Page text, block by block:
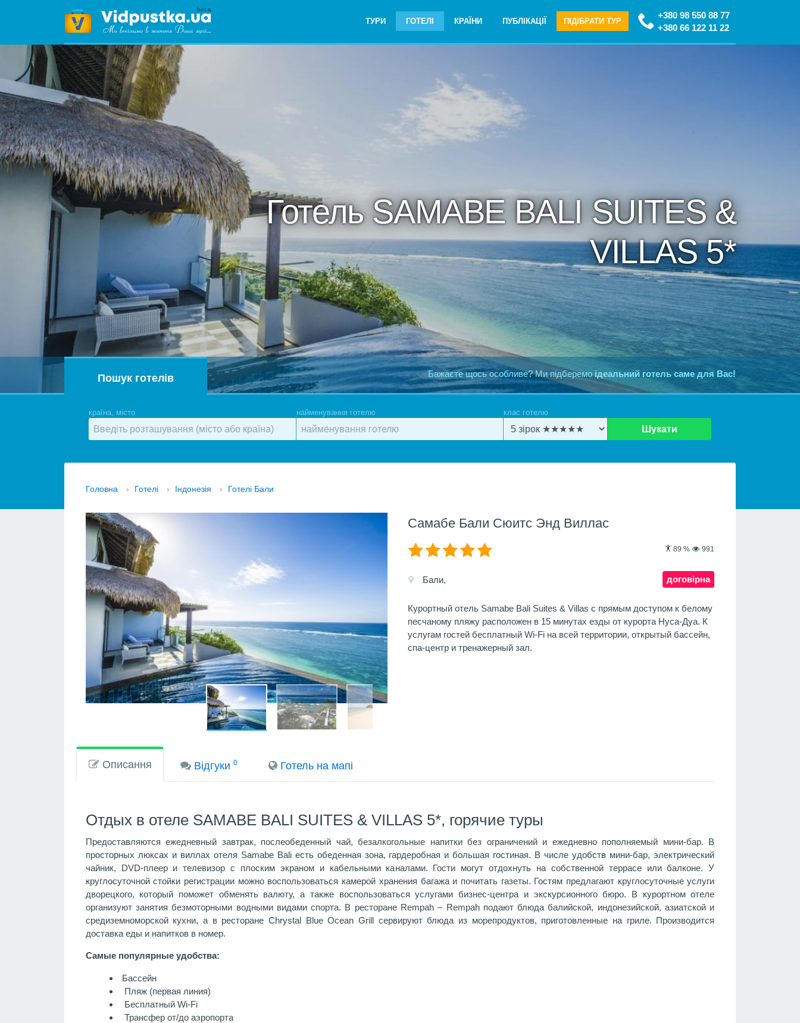
+380 98 550 88 77
+380 66 122 11 22
ТУРИ ГОТЕЛІ КРАЇНИ ПУБЛІКАЦІЇ ПІДІБРАТИ ТУР
Готель SAMABE BALI SUITES &
VILLAS 5*
Бажаєте щось особливе? Ми підберемо ідеальний готель саме для Вас!
Пошук готелів
країна, місто найменування готелю клас готелю
Шукати
Головна › Готелі › Індонезія › Готелі Бали
Самабе Бали Сюитс Энд Виллас
89 % 991
договірна
Бали,
Курортный отель Samabe Bali Suites & Villas с прямым доступом к белому
песчаному пляжу расположен в 15 минутах езды от курорта Нуса-Дуа. К
услугам гостей бесплатный Wi-Fi на всей территории, открытый бассейн,
спа-центр и тренажерный зал.
Описання Вiдгуки0 Готель на мапi
Отдых в отеле SAMABE BALI SUITES & VILLAS 5*, горячие туры
Предоставляются ежедневный завтрак, послеобеденный чай, безалкогольные напитки без ограничений и ежедневно пополняемый мини-бар. В
просторных люксах и виллах отеля Samabe Bali есть обеденная зона, гардеробная и большая гостиная. В числе удобств мини-бар, электрический
чайник, DVD-плеер и телевизор с плоским экраном и кабельными каналами. Гости могут отдохнуть на собственной террасе или балконе. У
круглосуточной стойки регистрации можно воспользоваться камерой хранения багажа и почитать газеты. Гостям предлагают круглосуточные услуги
дворецкого, который поможет обменять валюту, а также воспользоваться услугами бизнес-центра и экскурсионного бюро. В курортном отеле
организуют занятия безмоторными водными видами спорта. В ресторане Rempah – Rempah подают блюда балийской, индонезийской, азиатской и
средиземноморской кухни, а в ресторане Chrystal Blue Ocean Grill сервируют блюда из морепродуктов, приготовленные на гриле. Производится
доставка еды и напитков в номер.
Самые популярные удобства:
Бассейн
Пляж (первая линия)
Бесплатный Wi-Fi
Трансфер от/до аэропорта